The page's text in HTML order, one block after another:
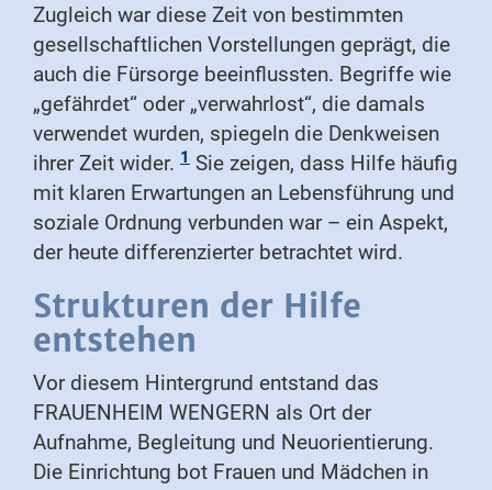
Zugleich war diese Zeit von bestimmten
gesellschaftlichen Vorstellungen geprägt, die
auch die Fürsorge beeinflussten. Begriffe wie
„gefährdet“ oder „verwahrlost“, die damals
verwendet wurden, spiegeln die Denkweisen
ihrer Zeit wider. 1 Sie zeigen, dass Hilfe häufig
mit klaren Erwartungen an Lebensführung und
soziale Ordnung verbunden war – ein Aspekt,
der heute differenzierter betrachtet wird.
Strukturen der Hilfe
entstehen
Vor diesem Hintergrund entstand das
FRAUENHEIM WENGERN als Ort der
Aufnahme, Begleitung und Neuorientierung.
Die Einrichtung bot Frauen und Mädchen in